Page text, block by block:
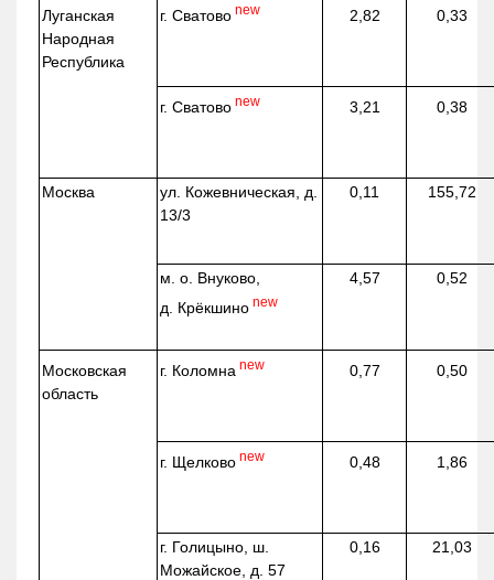
Луганская
Народная
Республика
г. Сватово new 2,82 0,33
г. Сватово new 3,21 0,38
Москва ул. Кожевническая , д.
13/3
0,11 155,72
м. о. Внуково,
д. Крёкшино new
4,57 0,52
Московская
область
г. Коломна new 0,77 0,50
г. Щелково new 0,48 1,86
г. Голицыно, ш.
Можайское, д. 57
0,16 21,03